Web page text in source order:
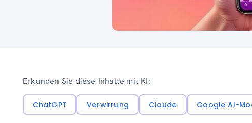
Erkunden Sie diese Inhalte mit KI:
ChatGPT Verwirrung Claude Google AI-